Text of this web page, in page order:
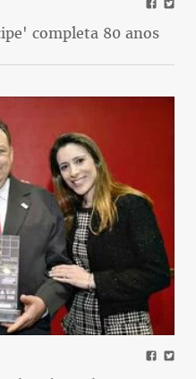
completa 80 anos